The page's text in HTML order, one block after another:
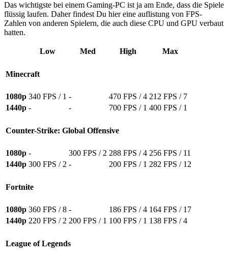
Das wichtigste bei einem Gaming-PC ist ja am Ende, dass die Spiele
flüssig laufen. Daher findest Du hier eine auflistung von FPS-
Zahlen von anderen Spielern, die auch diese CPU und GPU verbaut
hatten.
Low Med High Max
Minecraft
1080p 340 FPS / 1 - 470 FPS / 4 212 FPS / 7
1440p - - 700 FPS / 1 400 FPS / 1
Counter-Strike: Global Offensive
1080p - 300 FPS / 2 288 FPS / 4 256 FPS / 11
1440p 300 FPS / 2 - 200 FPS / 1 282 FPS / 12
Fortnite
1080p 360 FPS / 8 - 186 FPS / 4 164 FPS / 17
1440p 220 FPS / 2 200 FPS / 1 100 FPS / 1 138 FPS / 4
League of Legends